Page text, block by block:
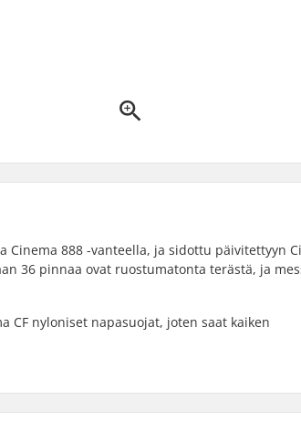
Cinema 888 -vanteella, ja sidottu päivitettyyn
36 pinnaa ovat ruostumatonta terästä, ja
CF nyloniset napasuojat, joten saat kaiken